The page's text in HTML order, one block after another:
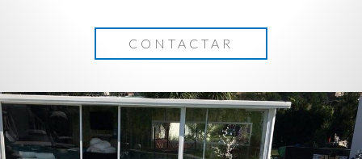
CONTACTAR